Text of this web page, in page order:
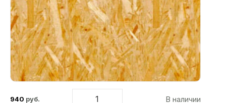
940 руб. В наличии